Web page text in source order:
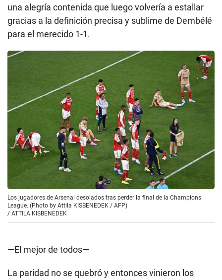
una alegría contenida que luego volvería a estallar
gracias a la definición precisa y sublime de Dembélé
para el merecido 1-1.
Los jugadores de Arsenal desolados tras perder la final de la Champions
League. (Photo by Attila KISBENEDEK / AFP)
/ ATTILA KISBENEDEK
—El mejor de todos—
La paridad no se quebró y entonces vinieron los